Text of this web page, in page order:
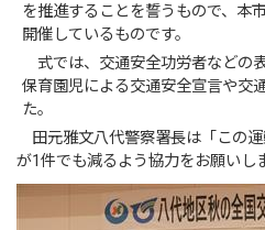
を推進することを誓うもので、本
開催しているものです。
式では、交通安全功労者などの
保育園児による交通安全宣言や交
た。
田元雅文八代警察署長は「この
が1件でも減るよう協力をお願いし